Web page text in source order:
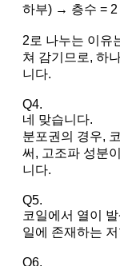
하부) → 층수 = 2
2로 나누는 이유
쳐 감기므로, 하
니다.
Q4.
네 맞습니다.
분포권의 경우,
써, 고조파 성분
니다.
Q5.
코일에서 열이
일에 존재하는
Q6.